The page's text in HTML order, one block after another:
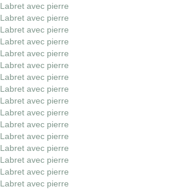
Labret avec pierre
Labret avec pierre
Labret avec pierre
Labret avec pierre
Labret avec pierre
Labret avec pierre
Labret avec pierre
Labret avec pierre
Labret avec pierre
Labret avec pierre
Labret avec pierre
Labret avec pierre
Labret avec pierre
Labret avec pierre
Labret avec pierre
Labret avec pierre